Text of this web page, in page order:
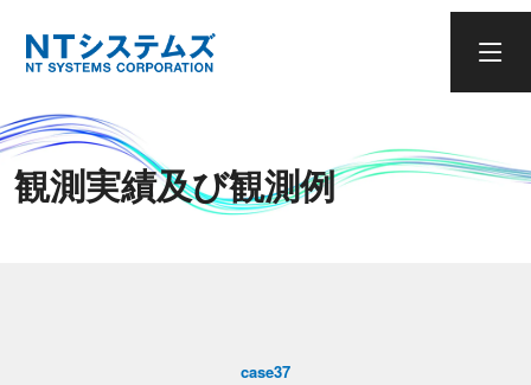
観測実績及び観測例
case37